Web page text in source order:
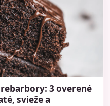
3 overené
svieže a